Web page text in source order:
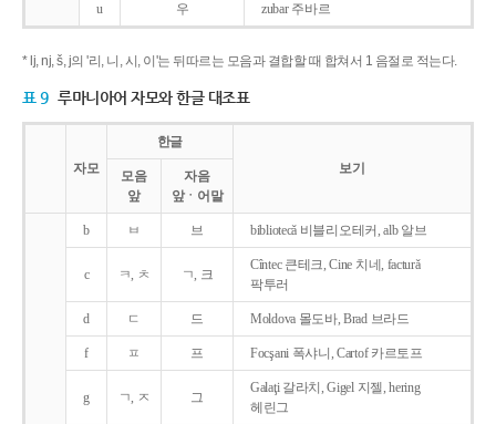
u 우 zubar 주바르
* lj, nj, š, j의 '리, 니, 시, 이'는 뒤따르는 모음과 결합할 때 합쳐서 1 음절로 적는다.
표 9 루마니아어 자모와 한글 대조표
자모
한글
보기
모음
앞
자음
앞ㆍ어말
b ㅂ 브 bibliotecǎ 비블리오테커, alb 알브
c ㅋ, ㅊ ㄱ, 크
Cîntec 큰테크, Cine 치네, facturǎ
팍투러
d ㄷ 드 Moldova 몰도바, Brad 브라드
f ㅍ 프 Focşani 폭샤니, Cartof 카르토프
g ㄱ, ㅈ 그
Galaţi 갈라치, Gigel 지젤, hering
헤린그